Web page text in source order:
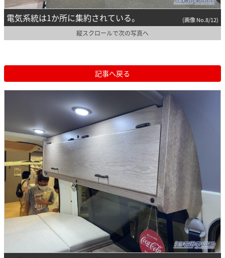
電気系統は1か所に集約されている。 (画像 No.8/12)
縦スクロールで次の写真へ
記事へ戻る